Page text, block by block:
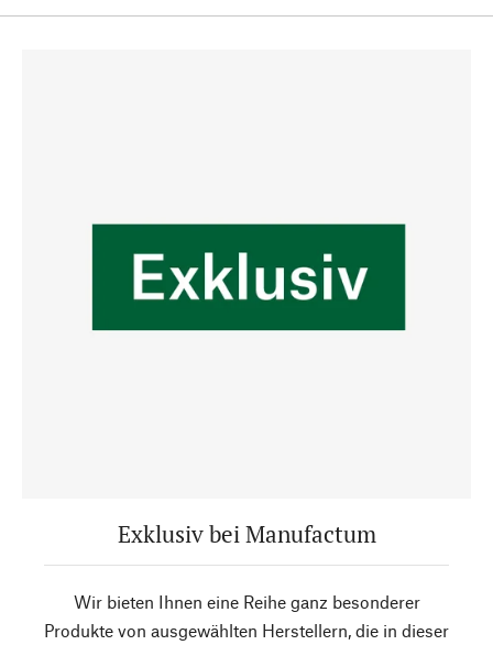
Exklusiv bei Manufactum
Wir bieten Ihnen eine Reihe ganz besonderer
Produkte von ausgewählten Herstellern, die in dieser